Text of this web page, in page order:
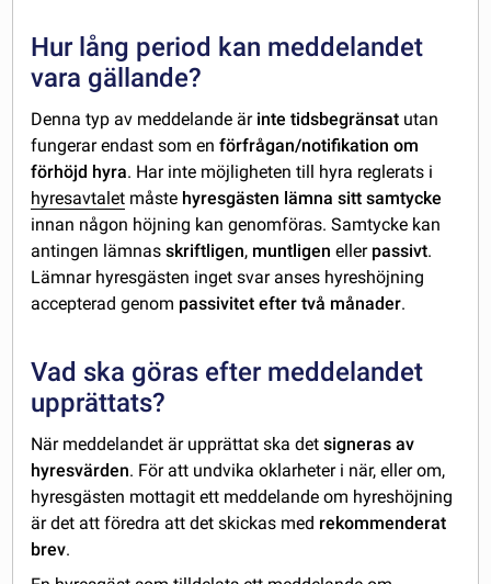
Hur lång period kan meddelandet
vara gällande?
Denna typ av meddelande ärinte tidsbegränsat utan
fungerar endast som enförfrågan/notifikation om
förhöjd hyra. Har inte möjligheten till hyra reglerats i
hyresavtalet måste hyresgästen lämna sitt samtycke
innan någon höjning kan genomföras. Samtycke kan
antingen lämnasskriftligen, muntligen eller passivt.
Lämnar hyresgästen inget svar anses hyreshöjning
accepterad genom passivitet efter två månader.
Vad ska göras efter meddelandet
upprättats?
När meddelandet är upprättat ska det signeras av
hyresvärden. För att undvika oklarheter i när, eller om,
hyresgästen mottagit ett meddelande om hyreshöjning
är det att föredra att det skickas med rekommenderat
brev.